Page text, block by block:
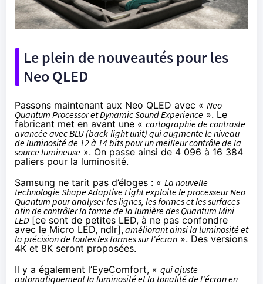
Le plein de nouveautés pour les
Neo QLED
Passons maintenant aux Neo QLED avec « Neo
Quantum Processor et Dynamic Sound Experience ». Le
fabricant met en avant une « cartographie de contraste
avancée avec BLU (back-light unit) qui augmente le niveau
de luminosité de 12 à 14 bits pour un meilleur contrôle de la
source lumineuse ». On passe ainsi de 4 096 à 16 384
paliers pour la luminosité.
Samsung ne tarit pas d’éloges : « La nouvelle
technologie Shape Adaptive Light exploite le processeur Neo
Quantum pour analyser les lignes, les formes et les surfaces
afin de contrôler la forme de la lumière des Quantum Mini
LED [ce sont de petites LED, à ne pas confondre
avec le Micro LED, ndlr],améliorant ainsi la luminosité et
la précision de toutes les formes sur l'écran ». Des versions
4K et 8K seront proposées.
Il y a également l’EyeComfort, « qui ajuste
automatiquement la luminosité et la tonalité de l'écran en